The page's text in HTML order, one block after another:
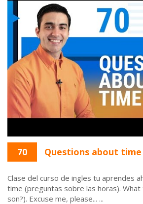
70 Questions about time
Clase del curso de ingles tu aprendes
time (preguntas sobre las horas).
son?). Excuse me, please... ...